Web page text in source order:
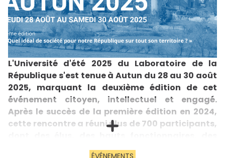
L'Université d'été 2025 du Laboratoire de la
République s'est tenue à Autun du 28 au 30 août
2025, marquant la deuxième édition de cet
événement citoyen, intellectuel et engagé.
Après le succès de la première édition en 2024,
cette rencontre a réuni plus de 700 participants,
dont des élus, des hauts fonctionnaires, des
intellectuels, des membres de la société civile,
ÉVÉNEMENTS